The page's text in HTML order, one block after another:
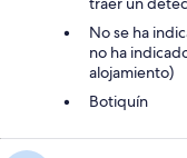
No se ha
no ha
alojamiento)
Botiquín